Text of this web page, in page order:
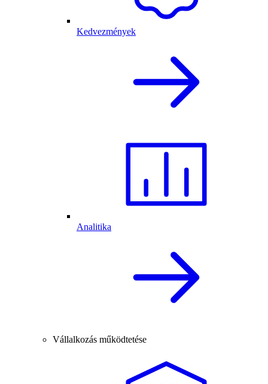
Kedvezmények
Analitika
Vállalkozás működtetése